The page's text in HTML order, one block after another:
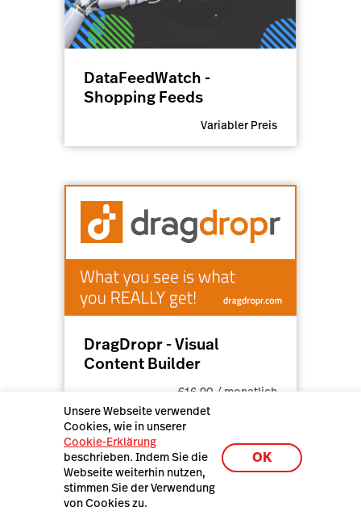
DataFeedWatch -
Shopping Feeds
Variabler Preis
DragDropr - Visual
Content Builder
€16,90 / monatlich
Unsere Webseite verwendet
Cookies, wie in unserer
Cookie-Erklärung
beschrieben. Indem Sie die
Webseite weiterhin nutzen,
stimmen Sie der Verwendung
von Cookies zu.
OK